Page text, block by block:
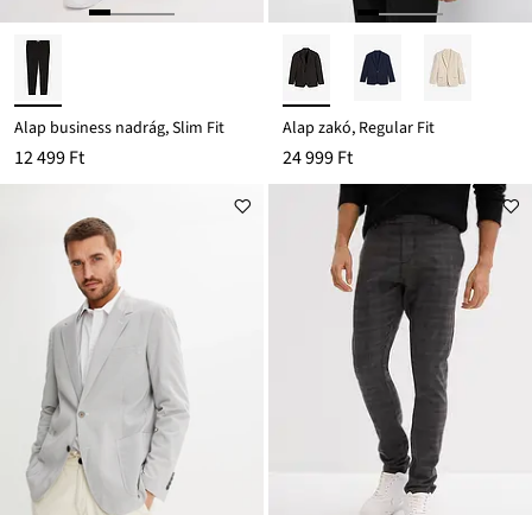
Alap business nadrág, Slim Fit
12 499 Ft
Alap zakó, Regular Fit
24 999 Ft